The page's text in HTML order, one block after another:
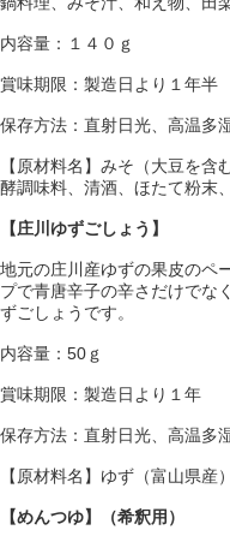
内容量：１４０ｇ
賞味期限：製造日より１年半
保存方法：直射日光、高温多
【原材料名】みそ（大豆を
酵調味料、清酒、ほたて粉末
【庄川ゆずごしょう】
地元の庄川産ゆずの果皮のペ
プで青唐辛子の辛さだけでな
ずごしょうです。
内容量：50ｇ
賞味期限：製造日より １年
保存方法：直射日光、高温多
【原材料名】ゆず（富山県産
【めんつゆ】（希釈用）